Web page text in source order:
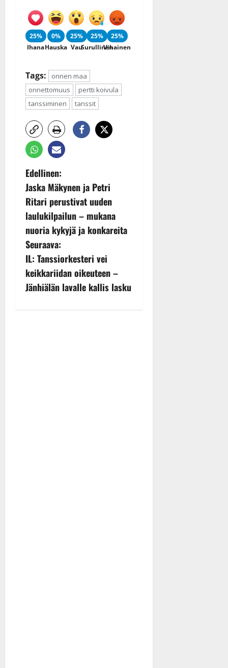
25%
Ihana
0%
Hauska
25%
Vau
25%
Surullinen
25%
Vihainen
Tags:
onnen maa
onnettomuus
pertti koivula
tanssiminen
tanssit
P
o
s
t
n
a
Edellinen:
Jaska Mäkynen ja Petri
Ritari perustivat uuden
laulukilpailun – mukana
nuoria kykyjä ja konkareita
Seuraava:
IL: Tanssiorkesteri vei
keikkariidan oikeuteen –
Jänhiälän lavalle kallis lasku